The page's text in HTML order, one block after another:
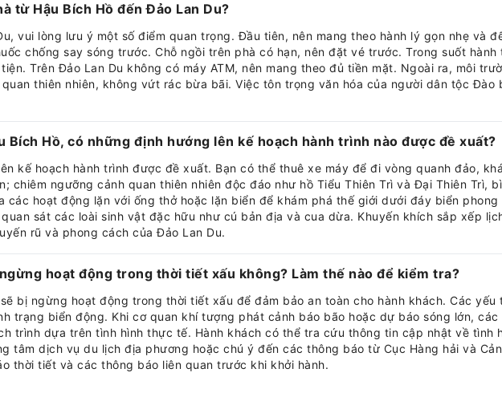
từ Hậu Bích Hồ đến Đảo Lan Du?
vui lòng lưu ý một số điểm quan trọng. Đầu tiên, nên mang theo hành lý gọn nhẹ và
chống say sóng trước. Chỗ ngồi trên phà có hạn, nên đặt vé trước. Trong suốt
Trên Đảo Lan Du không có máy ATM, nên mang theo đủ tiền mặt. Ngoài ra, môi
thiên nhiên, không vứt rác bừa bãi. Việc tôn trọng văn hóa của người dân tộc Đào
Bích Hồ, có những định hướng lên kế hoạch hành trình nào được đề xuất?
kế hoạch hành trình được đề xuất. Bạn có thể thuê xe máy để đi vòng quanh đảo,
chiêm ngưỡng cảnh quan thiên nhiên độc đáo như hồ Tiểu Thiên Trì và Đại Thiên Trì,
các hoạt động lặn với ống thở hoặc lặn biển để khám phá thế giới dưới đáy biển phong
sát các loài sinh vật đặc hữu như cú bản địa và cua dừa. Khuyến khích sắp xếp
rũ và phong cách của Đảo Lan Du.
hoạt động trong thời tiết xấu không? Làm thế nào để kiểm tra?
bị ngừng hoạt động trong thời tiết xấu để đảm bảo an toàn cho hành khách. Các yếu
trạng biển động. Khi cơ quan khí tượng phát cảnh báo bão hoặc dự báo sóng lớn,
trình dựa trên tình hình thực tế. Hành khách có thể tra cứu thông tin cập nhật về tình
tâm dịch vụ du lịch địa phương hoặc chú ý đến các thông báo từ Cục Hàng hải và
thời tiết và các thông báo liên quan trước khi khởi hành.